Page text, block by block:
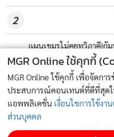
2
3
แผนเขมรไม่คุยทวิภาคี!กั
นานาชาติให้ได้ ลั่นความขั
โดยตรง
4
แตกตื่นยกลำ!ผู้โดยสารอิน
กลางอากาศ ช่วยกันตะค
ข่าวอื่น
MGR Online ใช้คุกกี้
MGR Online ใช้คุกกี้ เพื่อจัดก
ประสบการณ์คอนเทนต์ที่ดีที่สุด
แอพพลิเคชั่น เงื่อนไขการใช้งา
ส่วนบุคคล